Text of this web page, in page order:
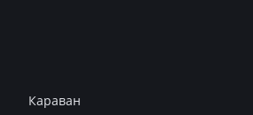
Караван